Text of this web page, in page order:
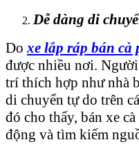
Dễ dàng di
Doxe lắp ráp bán cà
được nhiều nơi.
trí thích hợp như nhà
di chuyển tự do trên
đó cho thấy, bán xe
động và tìm kiếm